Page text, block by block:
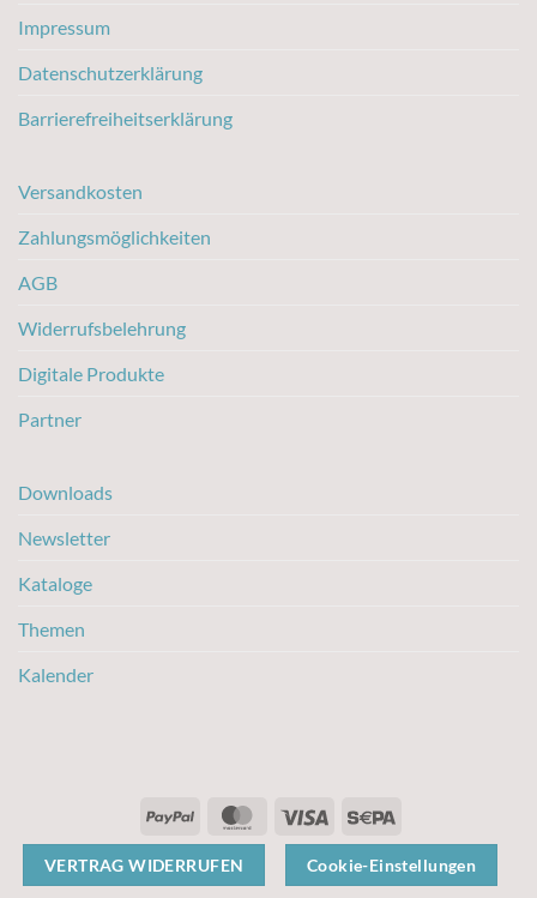
Impressum
Datenschutzerklärung
Barrierefreiheitserklärung
Versandkosten
Zahlungsmöglichkeiten
AGB
Widerrufsbelehrung
Digitale Produkte
Partner
Downloads
Newsletter
Kataloge
Themen
Kalender
PayPal MasterCard
Visa Sepa
VERTRAG WIDERRUFEN Cookie-Einstellungen